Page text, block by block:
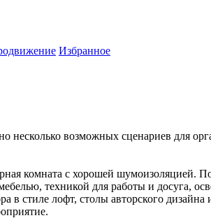
Избранное
несколько возможных сценариев для
комната с хорошей шумоизоляцией.
техникой для работы и досуга,
в стиле лофт, столы авторского